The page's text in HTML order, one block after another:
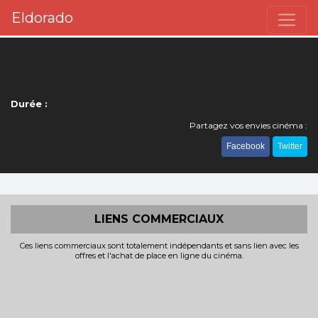
Eldorado
Durée :
Partagez vos envies cinéma :
Facebook Twitter
LIENS COMMERCIAUX
Ces liens commerciaux sont totalement indépendants et sans lien avec les
offres et l'achat de place en ligne du cinéma.